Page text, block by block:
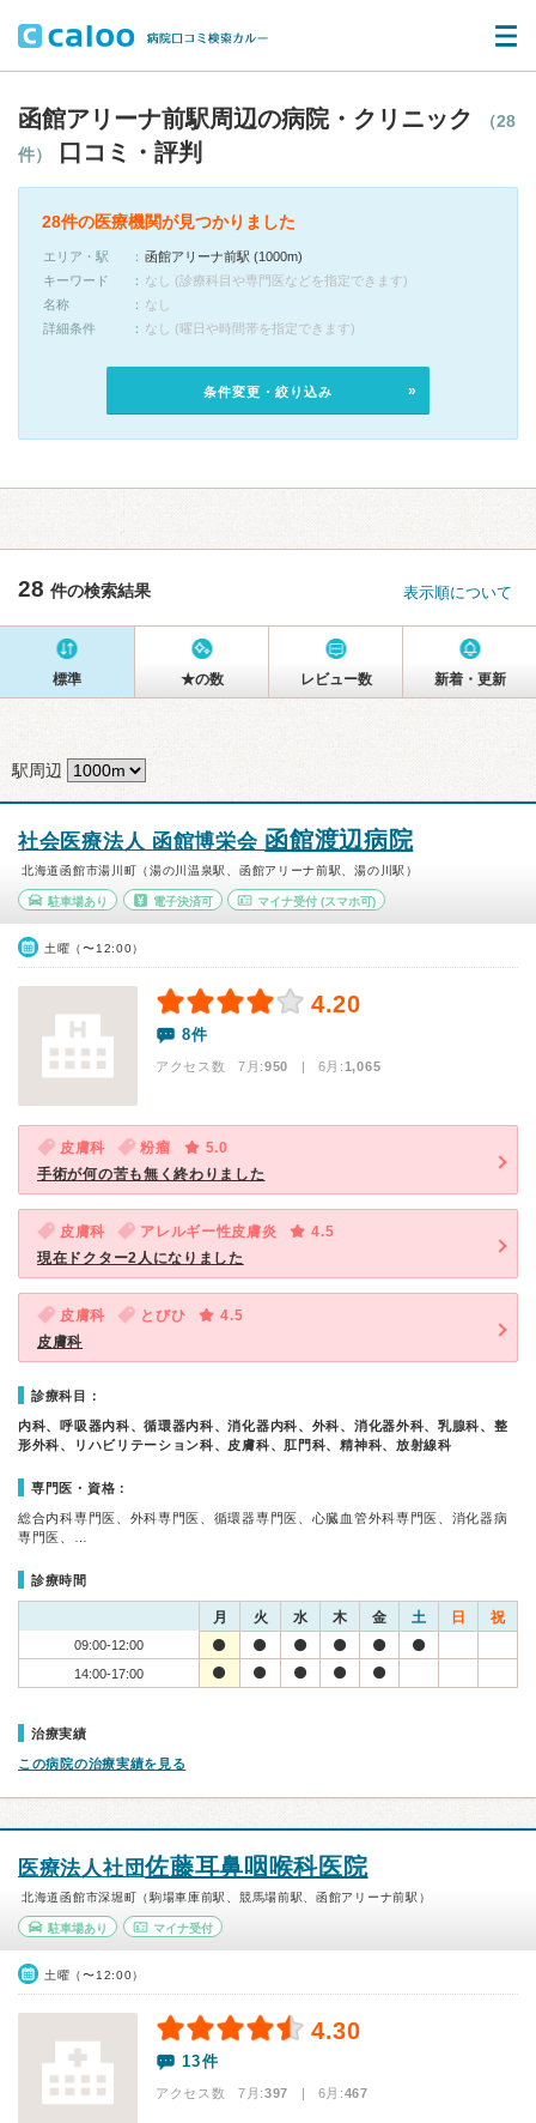
函館アリーナ前駅周辺の病院・クリニック
（28
件）
口コミ・評判
28件の医療機関が見つかりました
エリア・駅
函館アリーナ前駅 (1000m)
キーワード
なし (診療科目や専門医などを指定できます)
名称
なし
詳細条件
なし (曜日や時間帯を指定できます)
条件変更・絞り込み
28 件の検索結果 表示順について
標準 ★の数 レビュー数 新着・更新
駅周辺
社会医療法人 函館博栄会 函館渡辺病院
北海道函館市湯川町（湯の川温泉駅、函館アリーナ前駅、湯の川駅）
駐車場あり 電子決済可 マイナ受付 (スマホ可)
土曜（〜12:00）
4.20
8件
アクセス数 7月:950 | 6月:1,065
皮膚科 粉瘤
5.0
手術が何の苦も無く終わりました
皮膚科 アレルギー性皮膚炎
4.5
現在ドクター2人になりました
皮膚科 とびひ
4.5
皮膚科
診療科目：
内科、呼吸器内科、循環器内科、消化器内科、外科、消化器外科、乳腺科、整
形外科、リハビリテーション科、皮膚科、肛門科、精神科、放射線科
専門医・資格：
総合内科専門医、外科専門医、循環器専門医、心臓血管外科専門医、消化器病
専門医、…
診療時間
月 火 水 木 金 土 日 祝
09:00-12:00
14:00-17:00
治療実績
この病院の治療実績を見る
医療法人社団佐藤耳鼻咽喉科医院
北海道函館市深堀町（駒場車庫前駅、競馬場前駅、函館アリーナ前駅）
駐車場あり マイナ受付
土曜（〜12:00）
4.30
13件
アクセス数 7月:397 | 6月:467